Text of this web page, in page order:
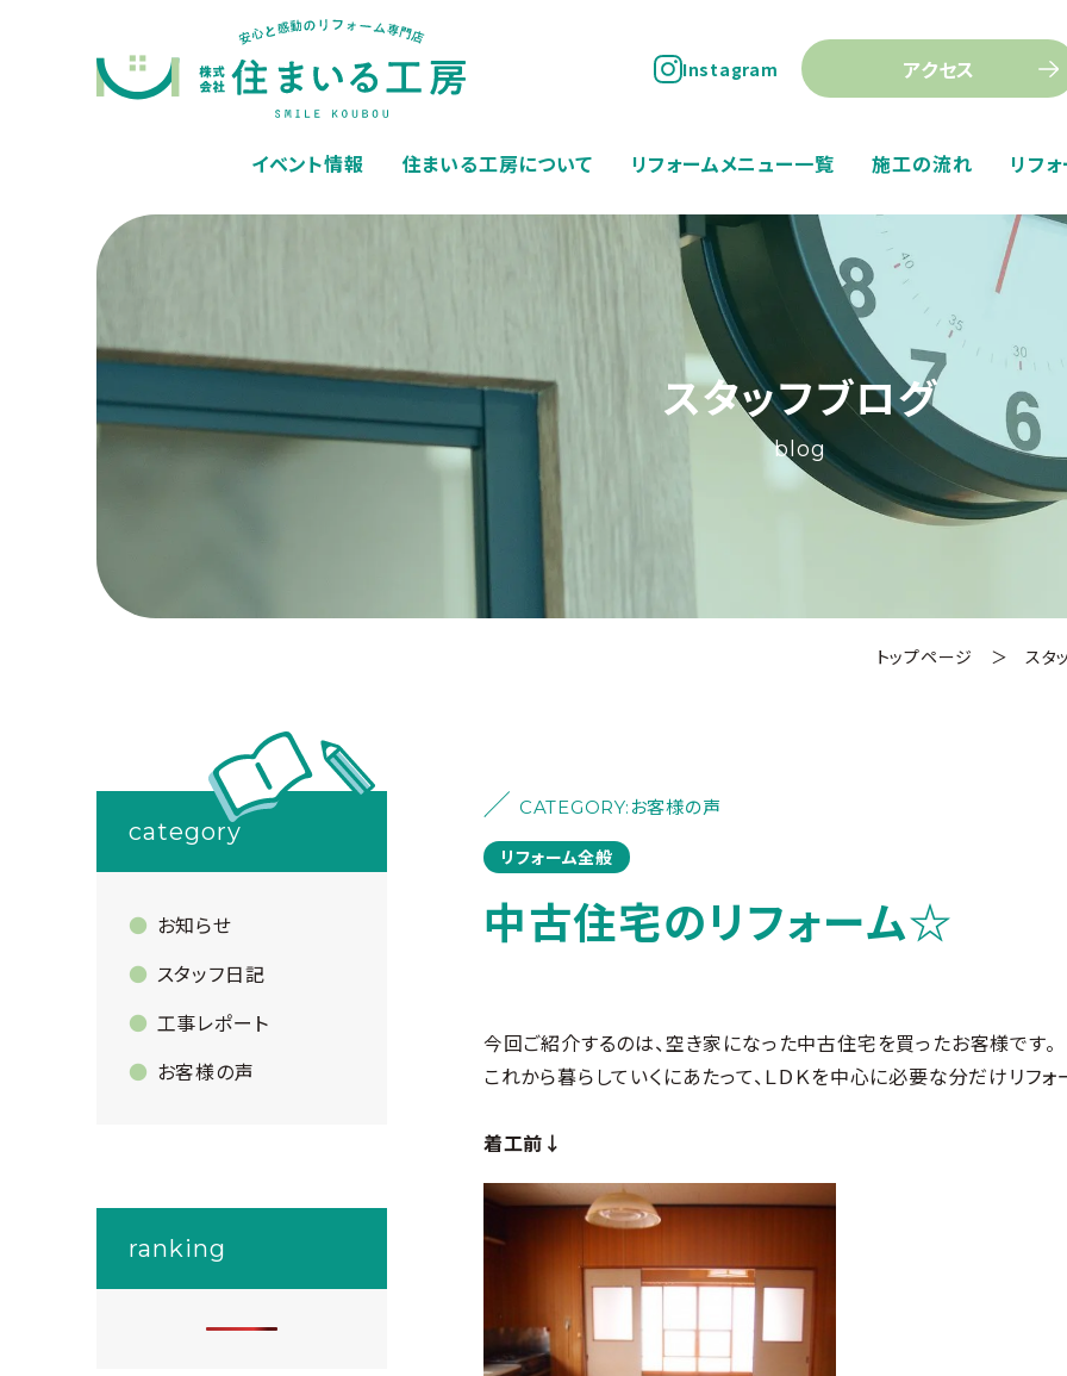
Instagram アクセス
イベント情報 住まいる工房について リフォームメニュー一覧 施工の流れ リフ
スタッフブログ
blog
トップページ ＞ スタ
CATEGORY: お客様の声
リフォーム全般
中古住宅のリフォーム☆
今回ご紹介するのは、空き家になった中古住宅を買ったお客様です。
これから暮らしていくにあたって、ＬＤＫを中心に必要な分だけリフォ
着工前↓
category
お知らせ
スタッフ日記
工事レポート
お客様の声
ranking